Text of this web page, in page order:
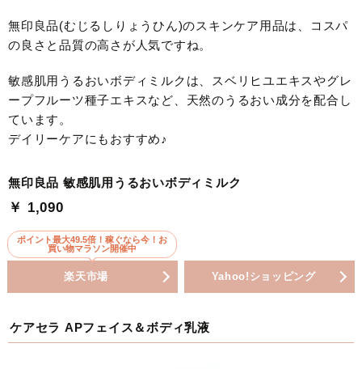
無印良品(むじるしりょうひん)のスキンケア用品は、コスパ
の良さと品質の高さが人気ですね。
敏感肌用うるおいボディミルクは、スベリヒユエキスやグレ
ープフルーツ種子エキスなど、天然のうるおい成分を配合し
ています。
デイリーケアにもおすすめ♪
無印良品 敏感肌用うるおいボディミルク
￥ 1,090
ポイント最大49.5倍！稼ぐなら今！お
買い物マラソン開催中
楽天市場 Yahoo!ショッピング
ケアセラ APフェイス＆ボディ乳液